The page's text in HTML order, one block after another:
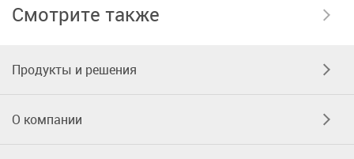
Смотрите также
Продукты и решения
О компании